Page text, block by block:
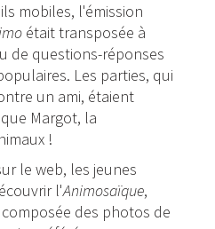
mobiles, l'émission
était transposée à
de questions-réponses
Les parties, qui
un ami, étaient
Margot, la
!
le web, les jeunes
l'Animosaïque,
des photos de